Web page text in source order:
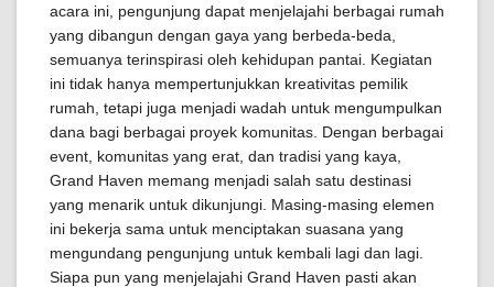
acara ini, pengunjung dapat menjelajahi berbagai rumah
yang dibangun dengan gaya yang berbeda-beda,
semuanya terinspirasi oleh kehidupan pantai. Kegiatan
ini tidak hanya mempertunjukkan kreativitas pemilik
rumah, tetapi juga menjadi wadah untuk mengumpulkan
dana bagi berbagai proyek komunitas. Dengan berbagai
event, komunitas yang erat, dan tradisi yang kaya,
Grand Haven memang menjadi salah satu destinasi
yang menarik untuk dikunjungi. Masing-masing elemen
ini bekerja sama untuk menciptakan suasana yang
mengundang pengunjung untuk kembali lagi dan lagi.
Siapa pun yang menjelajahi Grand Haven pasti akan